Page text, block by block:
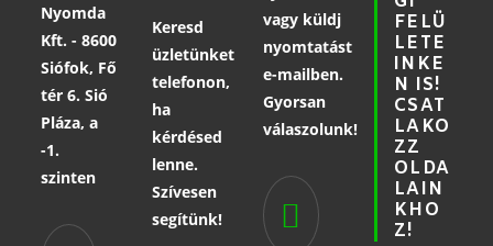
Nyomda
Kft. - 8600
Siófok, Fő
tér 6. Sió
Pláza, a
-1.
szinten
Keresd
üzletünket
telefonon,
ha
kérdésed
lenne.
Szívesen
segítünk!
vagy küldj
nyomtatást
e-mailben.
Gyorsan
válaszolunk!
FELÜ
LETE
INKE
N IS!
CSAT
LAKO
ZZ
OLDA
LAIN
KHO
Z!